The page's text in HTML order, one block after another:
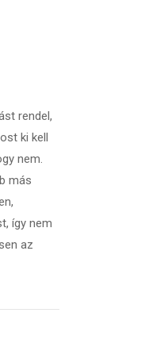
rendel,
ki kell
nem.
más
így nem
az